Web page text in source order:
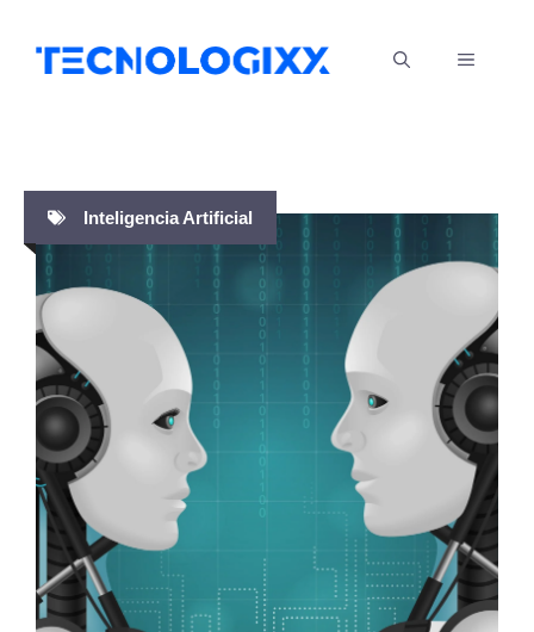
MENÚ
Inteligencia Artificial